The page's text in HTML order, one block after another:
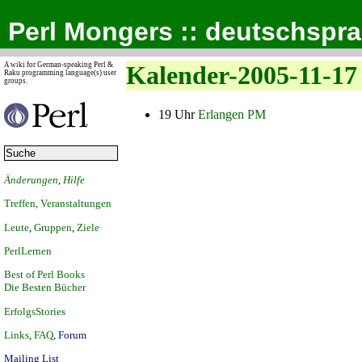
Perl Mongers ::
A wiki for German-speaking Perl &
Raku programming language(s) user
groups.
Änderungen Hilfe
Treffen, Veranstaltungen
Leute Gruppen Ziele
PerlLernen
Best of Perl Books
Die Besten Bücher
ErfolgsStories
Links FAQ Forum
Mailing List
Kalender-2005-11-17
19 UhrErlangen PM